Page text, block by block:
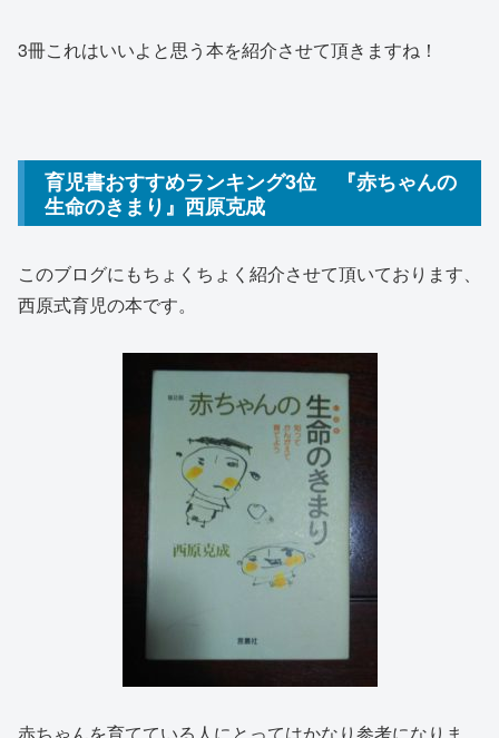
3冊これはいいよと思う本を紹介させて頂きますね！
育児書おすすめランキング3位 『赤ちゃんの
生命のきまり』西原克成
このブログにもちょくちょく紹介させて頂いております、
西原式育児の本です。